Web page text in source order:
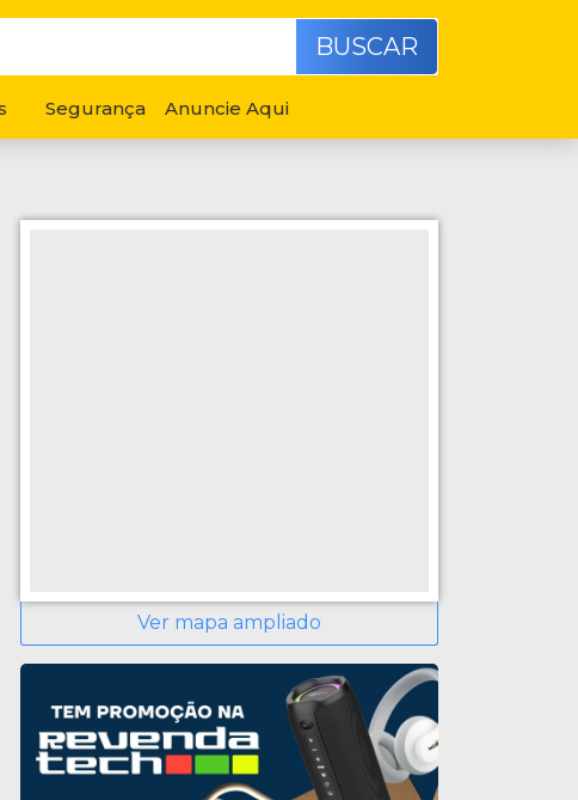
BUSCAR
Segurança Anuncie Aqui
Ver mapa ampliado